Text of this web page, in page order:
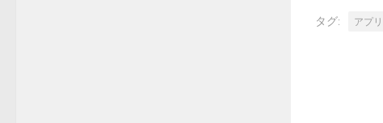
タグ: アプリ